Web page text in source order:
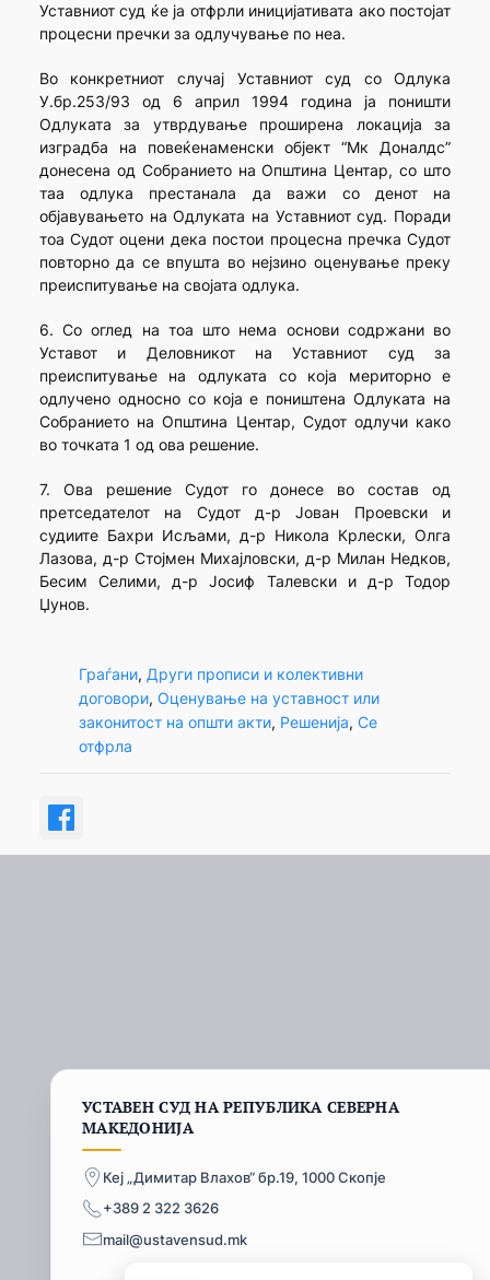
Уставниот суд ќе ја отфрли иницијативата ако постојат
процесни пречки за одлучување по неа.
Во конкретниот случај Уставниот суд со Одлука
У.бр.253/93 од 6 април 1994 година ја поништи
Одлуката за утврдување проширена локација за
изградба на повеќенаменски објект “Мк Доналдс”
донесена од Собранието на Општина Центар, со што
таа одлука престанала да важи со денот на
објавувањето на Одлуката на Уставниот суд. Поради
тоа Судот оцени дека постои процесна пречка Судот
повторно да се впушта во нејзино оценување преку
преиспитување на својата одлука.
6. Со оглед на тоа што нема основи содржани во
Уставот и Деловникот на Уставниот суд за
преиспитување на одлуката со која мериторно е
одлучено односно со која е поништена Одлуката на
Собранието на Општина Центар, Судот одлучи како
во точката 1 од ова решение.
7. Ова решение Судот го донесе во состав од
претседателот на Судот д-р Јован Проевски и
судиите Бахри Исљами, д-р Никола Крлески, Олга
Лазова, д-р Стојмен Михајловски, д-р Милан Недков,
Бесим Селими, д-р Јосиф Талевски и д-р Тодор
Џунов.
Граѓани, Други прописи и колективни
договори, Оценување на уставност или
законитост на општи акти, Решенија, Се
отфрла
УСТАВЕН СУД НА РЕПУБЛИКА СЕВЕРНА
МАКЕДОНИЈА
Кеј „Димитар Влахов“ бр.19, 1000 Скопје
+389 2 322 3626
mail@ustavensud.mk